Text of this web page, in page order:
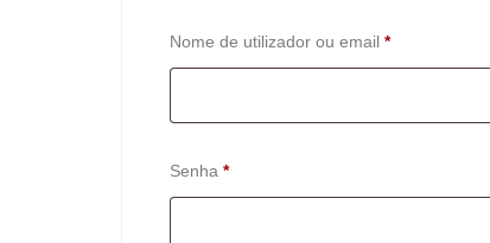
Nome de utilizador ou email *Obrigatório
Senha *Obrigatório